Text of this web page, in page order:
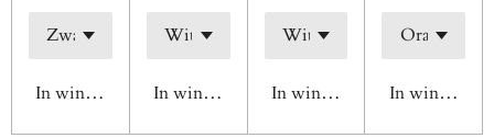
In winkelwagenIn winkelwagenIn winkelwagenIn